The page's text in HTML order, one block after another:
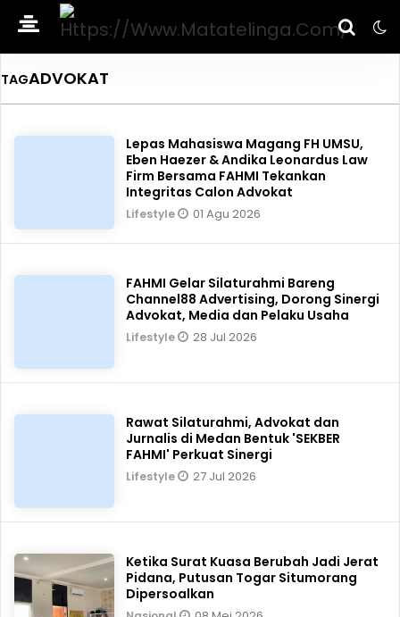
TAGADVOKAT
Lepas Mahasiswa Magang FH UMSU,
Eben Haezer & Andika Leonardus Law
Firm Bersama FAHMI Tekankan
Integritas Calon Advokat
Lifestyle 01 Agu 2026
FAHMI Gelar Silaturahmi Bareng
Channel88 Advertising, Dorong Sinergi
Advokat, Media dan Pelaku Usaha
Lifestyle 28 Jul 2026
Rawat Silaturahmi, Advokat dan
Jurnalis di Medan Bentuk 'SEKBER
FAHMI' Perkuat Sinergi
Lifestyle 27 Jul 2026
Ketika Surat Kuasa Berubah Jadi Jerat
Pidana, Putusan Togar Situmorang
Dipersoalkan